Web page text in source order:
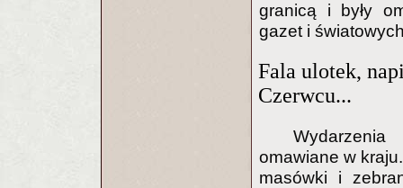
granicą i były
gazet i
Fala ulotek,
Czerwcu...
omawiane w
masówki i